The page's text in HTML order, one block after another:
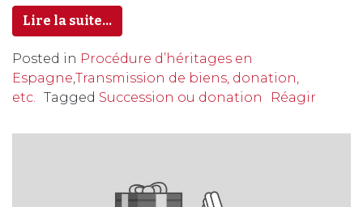
Lire la suite…
Posted in Procédure d’héritages en
Espagne Transmission de biens, donation,
etc.
Tagged Succession ou donation Réagir